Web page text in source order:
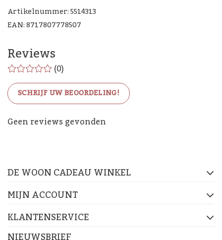
Artikelnummer: 5514313
EAN: 8717807778507
Reviews
(0)
SCHRIJF UW BEOORDELING!
Geen reviews gevonden
De Woon Cadeau Winkel
DE WOON CADEAU WINKEL
MIJN ACCOUNT
KLANTENSERVICE